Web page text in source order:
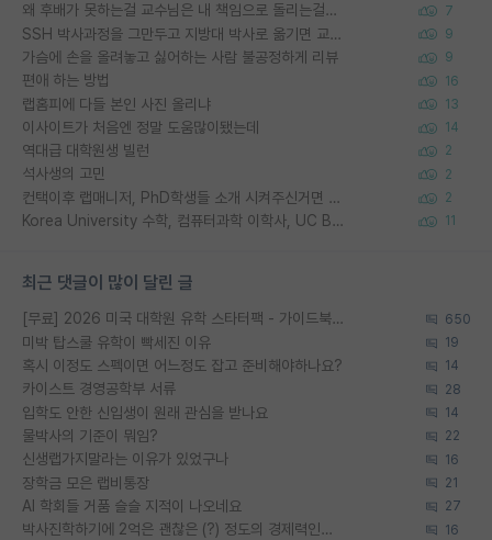
왜 후배가 못하는걸 교수님은 내 책임으로 돌리는걸까요? 7
SSH 박사과정을 그만두고 지방대 박사로 옮기면 교수의 꿈은 끝일까요? 9
가슴에 손을 올려놓고 싫어하는 사람 불공정하게 리뷰 9
편애 하는 방법 16
랩홈피에 다들 본인 사진 올리냐 13
이사이트가 처음엔 정말 도움많이됐는데 14
역대급 대학원생 빌런 2
석사생의 고민 2
컨택이후 랩매니저, PhD학생들 소개 시켜주신거면 거의 컨펌에 가깝나요? 2
Korea University 수학, 컴퓨터과학 이학사, UC Berkeley 산업공학 대학원 공학박사가 되는 것은 쉽지 않겠죠? 11
최근 댓글이 많이 달린 글
[무료] 2026 미국 대학원 유학 스타터팩 - 가이드북 & 합격자 컨택메일 템플릿 650
미박 탑스쿨 유학이 빡세진 이유 19
혹시 이정도 스펙이면 어느정도 잡고 준비해야하나요? 14
카이스트 경영공학부 서류 28
입학도 안한 신입생이 원래 관심을 받나요 14
물박사의 기준이 뭐임? 22
신생랩가지말라는 이유가 있었구나 16
장학금 모은 랩비통장 21
AI 학회들 거품 슬슬 지적이 나오네요 27
박사진학하기에 2억은 괜찮은 (?) 정도의 경제력인가요 16